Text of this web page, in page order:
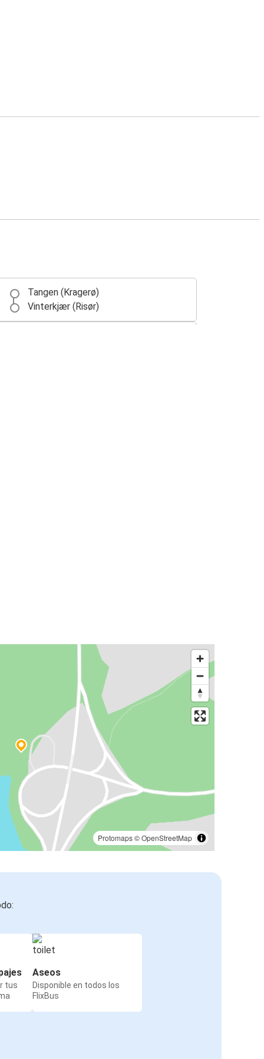
Tangen (Kragerø)
Vinterkjær (Risør)
Protomaps©OpenStreetMap
tus
Aseos
Disponible en todos los
FlixBus